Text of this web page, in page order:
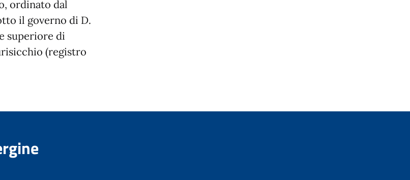
ordinato dal
il governo di D.
superiore di
(registro